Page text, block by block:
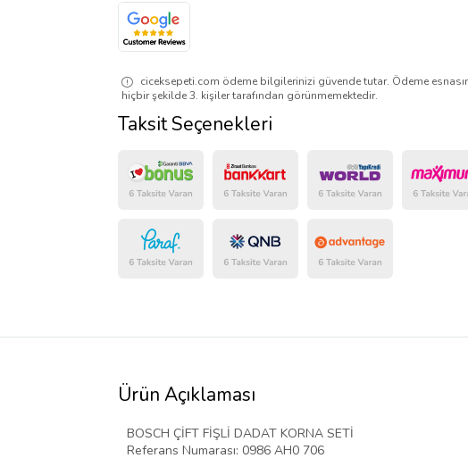
ciceksepeti.com ödeme bilgilerinizi güvende tutar. Ödeme
hiçbir şekilde 3. kişiler tarafından görünmemektedir.
Taksit Seçenekleri
Ürün Açıklaması
BOSCH ÇİFT FİŞLİ DADAT KORNA SETİ
Referans Numarası: 0986 AH0 706